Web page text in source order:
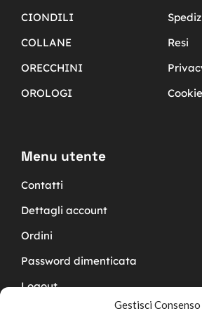
Gestisci Consenso
CIONDILI
COLLANE
ORECCHINI
OROLOGI
Resi
Menu utente
Contatti
Dettagli account
Ordini
Password dimenticata
Logout